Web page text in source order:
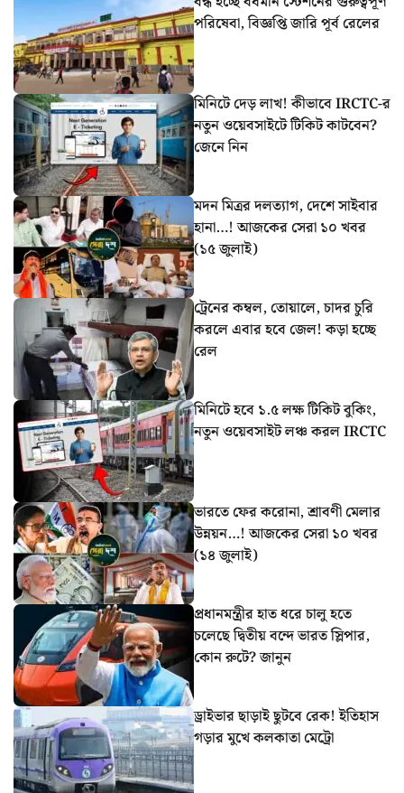
পরিষেবা, বিজ্ঞপ্তি জারি পূর্ব রেলের
মিনিটে দেড় লাখ! কীভাবে IRCTC-র
নতুন ওয়েবসাইটে টিকিট কাটবেন?
জেনে নিন
মদন মিত্রর দলত্যাগ, দেশে সাইবার
হানা…! আজকের সেরা ১০ খবর
(১৫ জুলাই)
ট্রেনের কম্বল, তোয়ালে, চাদর চুরি
করলে এবার হবে জেল! কড়া হচ্ছে
রেল
মিনিটে হবে ১.৫ লক্ষ টিকিট বুকিং,
নতুন ওয়েবসাইট লঞ্চ করল IRCTC
ভারতে ফের করোনা, শ্রাবণী মেলার
উন্নয়ন…! আজকের সেরা ১০ খবর
(১৪ জুলাই)
প্রধানমন্ত্রীর হাত ধরে চালু হতে
চলেছে দ্বিতীয় বন্দে ভারত স্লিপার,
কোন রুটে? জানুন
ড্রাইভার ছাড়াই ছুটবে রেক! ইতিহাস
গড়ার মুখে কলকাতা মেট্রো